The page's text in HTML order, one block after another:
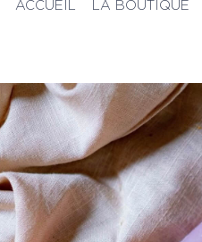
ACCUEIL LA BOUTIQUE